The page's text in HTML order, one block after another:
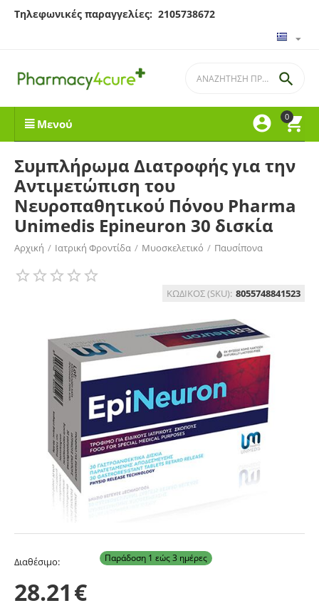
Τηλεφωνικές παραγγελίες: 2105738672
0



Μενού
Συμπλήρωμα Διατροφής για την
Αντιμετώπιση του
Νευροπαθητικού Πόνου Pharma
Unimedis Epineuron 30 δισκία
Αρχική / Ιατρική Φροντίδα / Μυοσκελετικό / Παυσίπονα
ΚΩΔΙΚΟΣ (SKU): 8055748841523
Διαθέσιμο: Παράδοση 1 εώς 3 ημέρες
28.21€